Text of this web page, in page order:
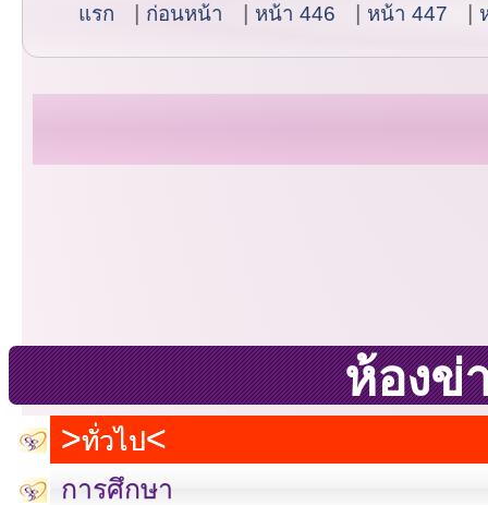
แรก ก่อนหน้า หน้า 446 หน้า 447
ห้องข่
ทั่วไป
การศึกษา